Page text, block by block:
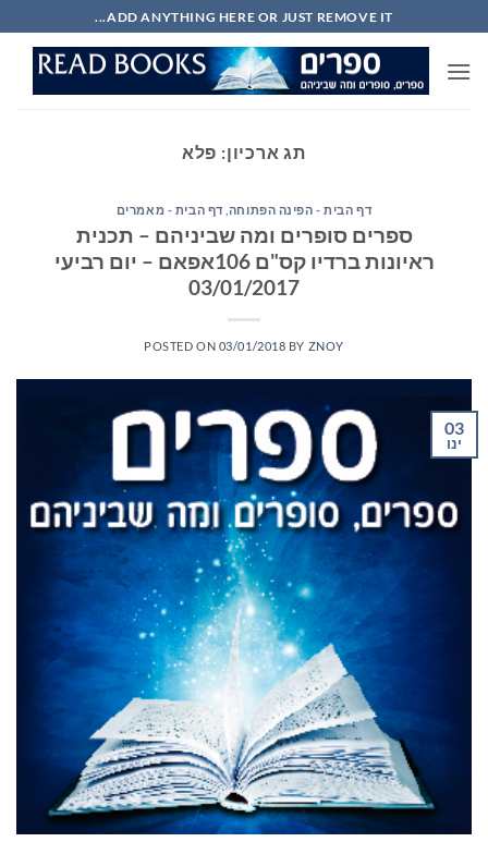
to
content
ADD ANYTHING HERE OR JUST REMOVE IT...
תג ארכיון: פלא
דף הבית - הפינה הפתוחה דף הבית - מאמרים
ספרים סופרים ומה שביניהם – תכנית
ראיונות ברדיו קס"ם 106אפאם – יום רביעי
03/01/2017
POSTED ON 03/01/2018 BY ZNOY
03
ינו